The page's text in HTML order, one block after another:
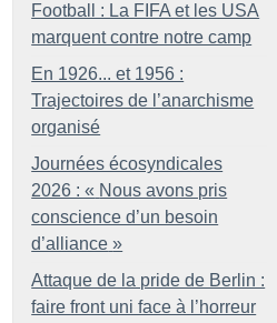
Football : La FIFA et les USA
marquent contre notre camp
En 1926... et 1956 :
Trajectoires de l’anarchisme
organisé
Journées écosyndicales
2026 : « Nous avons pris
conscience d’un besoin
d’alliance »
Attaque de la pride de Berlin :
faire front uni face à l’horreur